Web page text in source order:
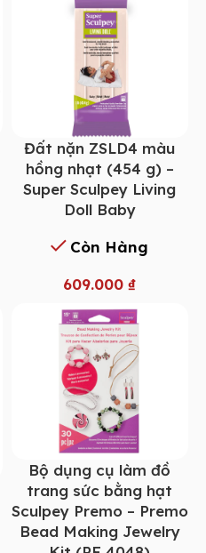
Đất nặn ZSLD4 màu
hồng nhạt (454 g) –
Super Sculpey Living
Doll Baby
Còn Hàng
609.000₫
Bộ dụng cụ làm đồ
trang sức bằng hạt
Sculpey Premo – Premo
Bead Making Jewelry